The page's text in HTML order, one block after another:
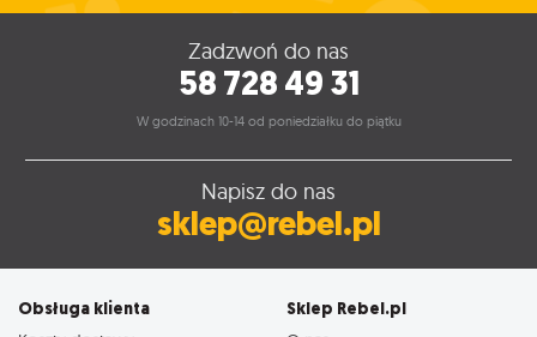
Zadzwoń do nas
58 728 49 31
W godzinach 10-14 od poniedziałku do piątku
Napisz do nas
sklep@rebel.pl
Obsługa klienta Sklep Rebel.pl